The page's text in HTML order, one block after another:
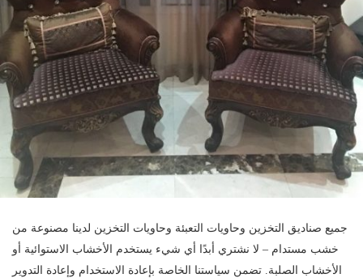
جميع صناديق التخزين وحاويات التعبئة وحاويات التخزين لدينا مصنوعة من
خشب مستدام – لا نشتري أبدًا أي شيء يستخدم الأخشاب الاستوائية أو
الأخشاب الصلبة. تضمن سياستنا الخاصة بإعادة الاستخدام وإعادة التدوير